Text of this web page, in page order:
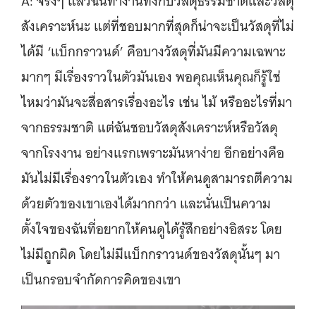
สังเคราะห์นะ แต่ที่ชอบมากที่สุดก็น่าจะเป็นวัสดุที่ไม่
ได้มี ‘แบ็กกราวนด์’ คือบางวัสดุที่มันมีความเฉพาะ
มากๆ มีเรื่องราวในตัวมันเอง พอคุณเห็นคุณก็รู้ใช่
ไหมว่ามันจะสื่อสารเรื่องอะไร เช่น ไม้ หรืออะไรที่มา
จากธรรมชาติ แต่ฉันชอบวัสดุสังเคราะห์หรือวัสดุ
จากโรงงาน อย่างแรกเพราะมันหาง่าย อีกอย่างคือ
มันไม่มีเรื่องราวในตัวเอง ทำให้คนดูสามารถตีความ
ด้วยตัวของเขาเองได้มากกว่า และนั่นเป็นความ
ตั้งใจของฉันที่อยากให้คนดูได้รู้สึกอย่างอิสระ โดย
ไม่มีถูกผิด โดยไม่มีแบ็กกราวนด์ของวัสดุนั้นๆ มา
เป็นกรอบจำกัดการคิดของเขา